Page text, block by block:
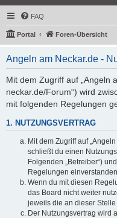
FAQ
Portal Foren-Übersicht
Angeln am Neckar.de -
Mit dem Zugriff auf „Angeln
neckar.de/Forum“) wird
mit folgenden Regelungen
1. NUTZUNGSVERTRAG
Mit dem Zugriff auf
schließt du einen
Folgenden „Betreiber“)
Regelungen
Wenn du mit diesen
das Board nicht weiter
jeweils die an dieser
Der Nutzungsvertrag wird